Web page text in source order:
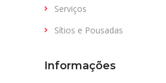
Serviços
Sítios e Pousadas
Informações